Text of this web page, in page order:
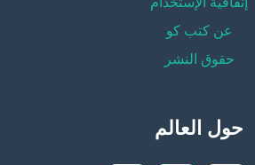
عن كتب كو
حقوق النشر
حول العالم